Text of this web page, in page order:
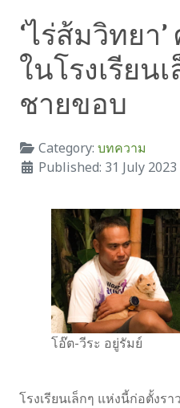
‘ไร่ส้มวิทยา
ในโรงเรียน
ชายขอบ
Category: บทความ
Published: 31 July 2023
โอ๊ต-วีระ อยู่รัมย์
โรงเรียนเล็กๆ แห่งนี้ก่อตั้งร